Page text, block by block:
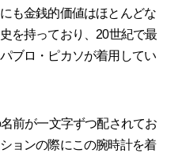
も金銭的価値はほとんどな
を持っており、20世紀で最
ブロ・ピカソが着用してい
前が一文字ずつ配されてお
ョンの際にこの腕時計を着